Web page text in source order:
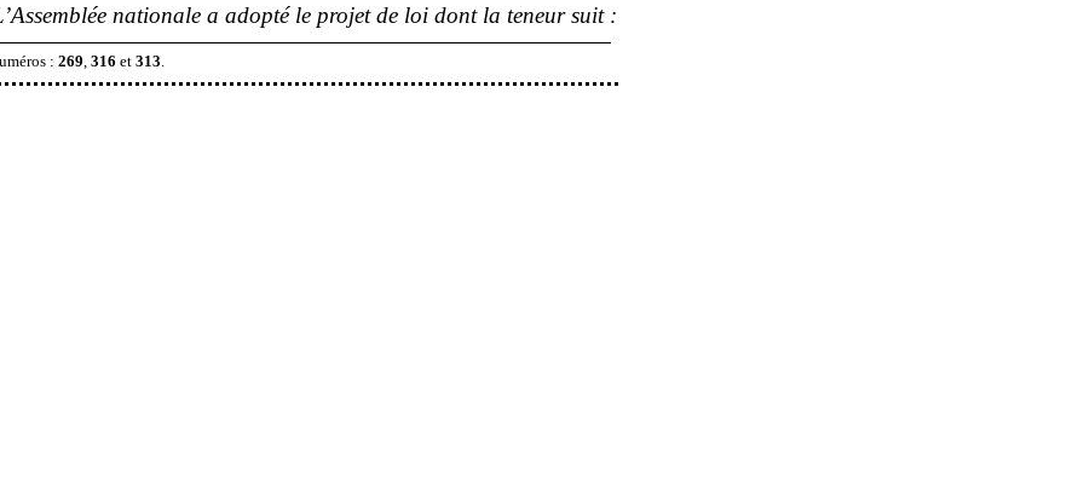
’Assemblée nationale a adopté le projet de loi dont la teneur suit :
: 269 316 et313